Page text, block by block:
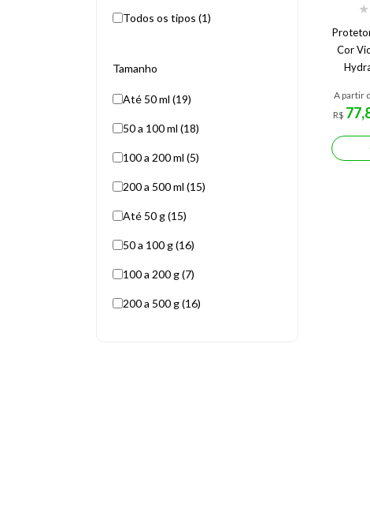
Todos os tipos (1)
Tamanho
Até 50 ml (19)
50 a 100 ml (18)
100 a 200 ml (5)
200 a 500 ml (15)
Até 50 g (15)
50 a 100 g (16)
100 a 200 g (7)
200 a 500 g (16)
★
Cor
A partir
R$